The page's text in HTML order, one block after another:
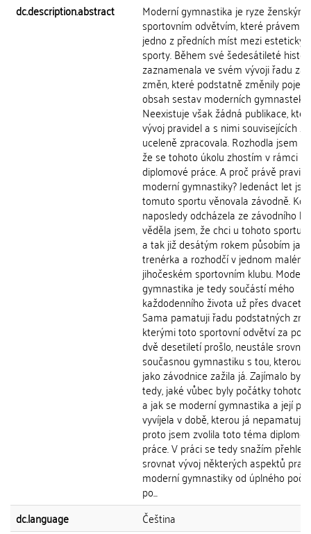
dc.description.abstract
Moderní gymnastika je ryze ženským
sportovním odvětvím, které právem
jedno z předních míst mezi
sporty. Během své šedesátileté
zaznamenala ve svém vývoji řadu
změn, které podstatně změnily pojetí
obsah sestav moderních gymnastek.
Neexistuje však žádná publikace,
vývoj pravidel a s nimi souvisejících
uceleně zpracovala. Rozhodla jsem
že se tohoto úkolu zhostím v rámci
diplomové práce. A proč právě
moderní gymnastiky? Jedenáct let
tomuto sportu věnovala závodně.
naposledy odcházela ze závodního
věděla jsem, že chci u tohoto sportu
a tak již desátým rokem působím jako
trenérka a rozhodčí v jednom malém
jihočeském sportovním klubu. Moderní
gymnastika je tedy součástí mého
každodenního života už přes dvacet
Sama pamatuji řadu podstatných
kterými toto sportovní odvětví za
dvě desetiletí prošlo, neustále
současnou gymnastiku s tou, kterou
jako závodnice zažila já. Zajímalo by
tedy, jaké vůbec byly počátky tohoto
a jak se moderní gymnastika a její
vyvíjela v době, kterou já nepamatuji.
proto jsem zvolila toto téma
práce. V práci se tedy snažím
srovnat vývoj některých aspektů
moderní gymnastiky od úplného
po...
dc.language
Čeština